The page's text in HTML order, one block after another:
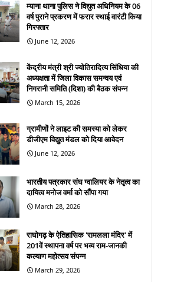
म्याना थाना पुलिस ने विद्युत अधिनियम के 06
वर्ष पुराने प्रकरण में फरार स्थाई वारंटी किया
गिरफ्तार
June 12, 2026
केंद्रीय मंत्री श्री ज्योतिरादित्य सिंधिया की
अध्यक्षता में जिला विकास समन्वय एवं
निगरानी समिति (दिशा) की बैठक संपन्न
March 15, 2026
ग्रामीणों ने लाइट की समस्या को लेकर
डीजीएम विद्युत मंडल को दिया आवेदन
June 12, 2026
भारतीय पत्रकार संघ ग्वालियर के नेतृत्व का
दायित्व मनोज वर्मा को सौंपा गया
March 28, 2026
राघोगढ़ के ऐतिहासिक 'रामलला मंदिर' में
201वें स्थापना वर्ष पर भव्य राम-जानकी
कल्याण महोत्सव संपन्न
March 29, 2026